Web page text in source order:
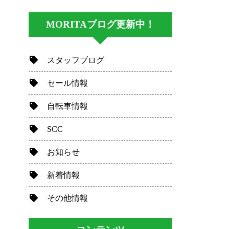
MORITAブログ更新中！
スタッフブログ
セール情報
自転車情報
SCC
お知らせ
新着情報
その他情報